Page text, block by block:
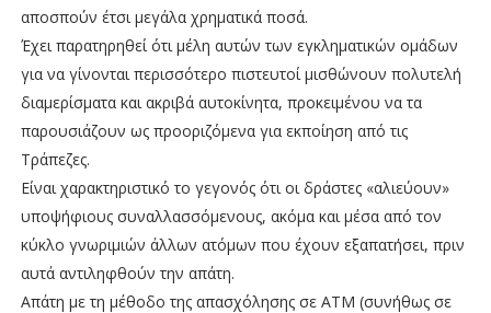
αποσπούν έτσι μεγάλα χρηματικά ποσά.
Έχει παρατηρηθεί ότι μέλη αυτών των εγκληματικών ομάδων
για να γίνονται περισσότερο πιστευτοί μισθώνουν πολυτελή
διαμερίσματα και ακριβά αυτοκίνητα, προκειμένου να τα
παρουσιάζουν ως προοριζόμενα για εκποίηση από τις
Τράπεζες.
Είναι χαρακτηριστικό το γεγονός ότι οι δράστες «αλιεύουν»
υποψήφιους συναλλασσόμενους, ακόμα και μέσα από τον
κύκλο γνωριμιών άλλων ατόμων που έχουν εξαπατήσει, πριν
αυτά αντιληφθούν την απάτη.
Απάτη με τη μέθοδο της απασχόλησης σε ΑΤΜ (συνήθως σε